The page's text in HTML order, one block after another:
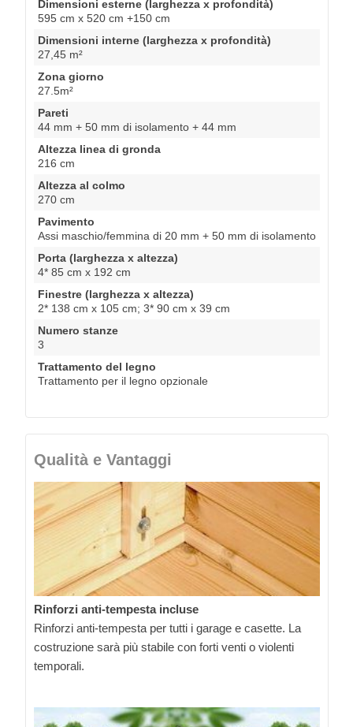
Dimensioni esterne (larghezza x profondità)
595 cm x 520 cm +150 cm
Dimensioni interne (larghezza x profondità)
27,45 m²
Zona giorno
27.5m²
Pareti
44 mm + 50 mm di isolamento + 44 mm
Altezza linea di gronda
216 cm
Altezza al colmo
270 cm
Pavimento
Assi maschio/femmina di 20 mm + 50 mm di isolamento
Porta (larghezza x altezza)
4* 85 cm x 192 cm
Finestre (larghezza x altezza)
2* 138 cm x 105 cm; 3* 90 cm x 39 cm
Numero stanze
3
Trattamento del legno
Trattamento per il legno opzionale
Qualità e Vantaggi
Rinforzi anti-tempesta incluse
Rinforzi anti-tempesta per tutti i garage e casette. La
costruzione sarà più stabile con forti venti o violenti
temporali.